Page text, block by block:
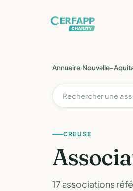
Annuaire›Nouvelle-
CREUSE
17 associations